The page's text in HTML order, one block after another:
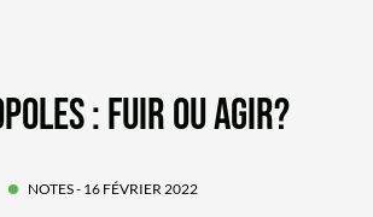
: FUIR OU AGIR?
NOTES- 16 FÉVRIER 2022